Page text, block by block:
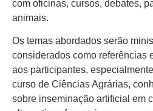
com oficinas, cursos, debates,
animais.
Os temas abordados serão
considerados como referências
aos participantes,
curso de Ciências Agrárias,
sobre inseminação artificial em